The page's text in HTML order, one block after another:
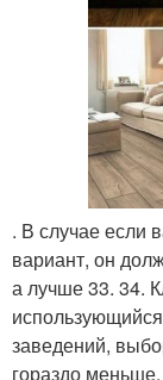
. В случае если
вариант, он
а лучше 33. 34.
заведений,
гораздо